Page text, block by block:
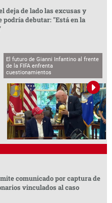
deja de lado las excusas y
podría debutar: "Está en la
El futuro de Gianni Infantino al frente
de la FIFA enfrenta
cuestionamientos
comunicado por captura de
vinculados al caso